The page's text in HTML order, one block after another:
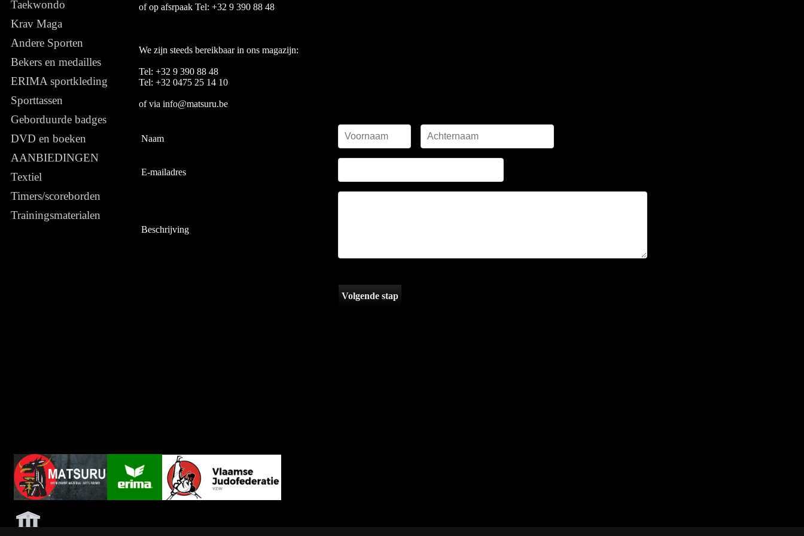
Taekwondo
Krav Maga
Andere Sporten
Bekers en medailles
ERIMA sportkleding
Sporttassen
Geborduurde badges
DVD en boeken
AANBIEDINGEN
Textiel
Timers/scoreborden
Trainingsmaterialen
of op afsrpaak Tel: +32 9 390 88 48
We zijn steeds bereikbaar in ons magazijn:
Tel: +32 9 390 88 48
Tel: +32 0475 25 14 10
of via info@matsuru.be
Naam
E-mailadres
Beschrijving